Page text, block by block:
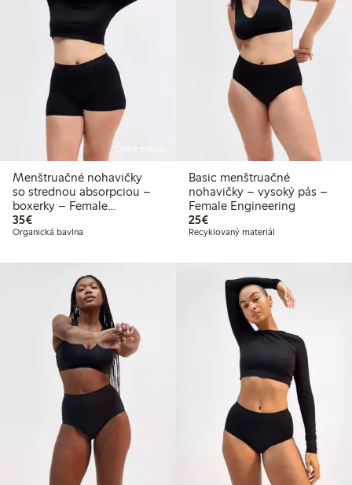
Menštruačné nohavičky
so strednou absorpciou –
boxerky – Female
Engineering
35€35,00 €
Organická bavlna
Basic menštruačné
nohavičky – vysoký pás –
Female Engineering
25€25,00 €
Recyklovaný materiál